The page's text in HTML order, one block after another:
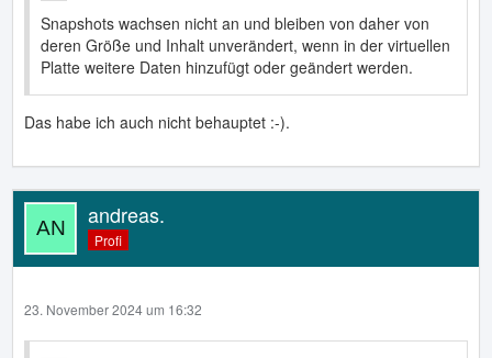
Snapshots wachsen nicht an und bleiben von daher von
deren Größe und Inhalt unverändert, wenn in der virtuellen
Platte weitere Daten hinzufügt oder geändert werden.
Das habe ich auch nicht behauptet :-).
andreas.
Profi
23. November 2024 um 16:32